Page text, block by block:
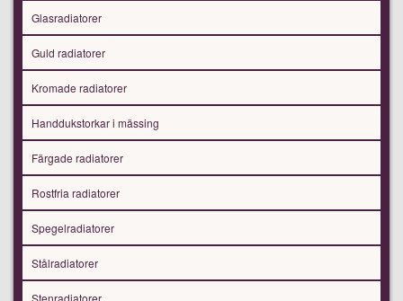
Glasradiatorer
Guld radiatorer
Kromade radiatorer
Handdukstorkar i mässing
Färgade radiatorer
Rostfria radiatorer
Spegelradiatorer
Stålradiatorer